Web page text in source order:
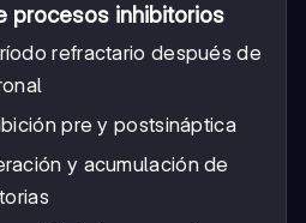
procesos inhibitorios
refractario después de
pre y postsináptica
y acumulación de